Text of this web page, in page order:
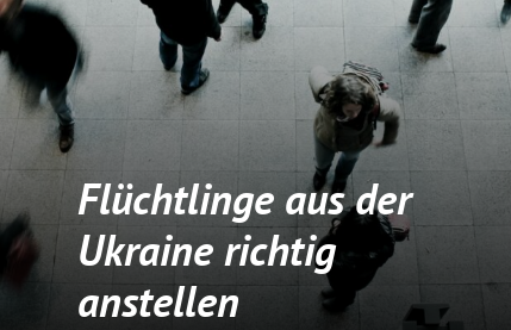
Flüchtlinge aus der
Ukraine richtig
anstellen